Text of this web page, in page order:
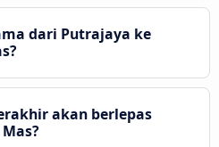
dari Putrajaya ke
akan berlepas